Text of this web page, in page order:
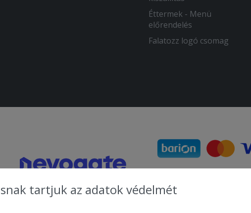
Éttermek - Menü
előrendelés
Falatozz logó csomag
tartjuk az adatok védelmét